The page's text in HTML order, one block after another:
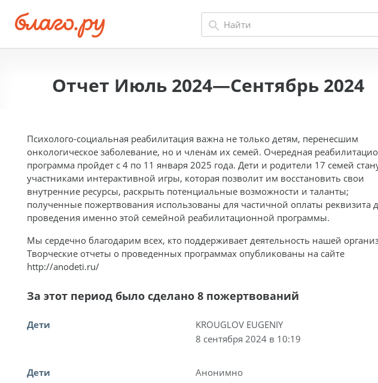
Отчет Июль 2024—Сентябрь 2024
Психолого-социальная реабилитация важна не только детям, перенесшим
онкологическое заболевание, но и членам их семей. Очередная
программа пройдет с 4 по 11 января 2025 года. Дети и родители 17 семей
участниками интерактивной игры, которая позволит им восстановить свои
внутренние ресурсы, раскрыть потенциальные возможности и таланты;
полученные пожертвования использованы для частичной оплаты реквизита
проведения именно этой семейной реабилитационной программы.
Мы сердечно благодарим всех, кто поддерживает деятельность нашей
Творческие отчеты о проведенных программах опубликованы на сайте
http://anodeti.ru/
За этот период было сделано 8 пожертвований
Дети
KROUGLOV EUGENIY
8 сентября 2024 в 10:19
Дети
Анонимно